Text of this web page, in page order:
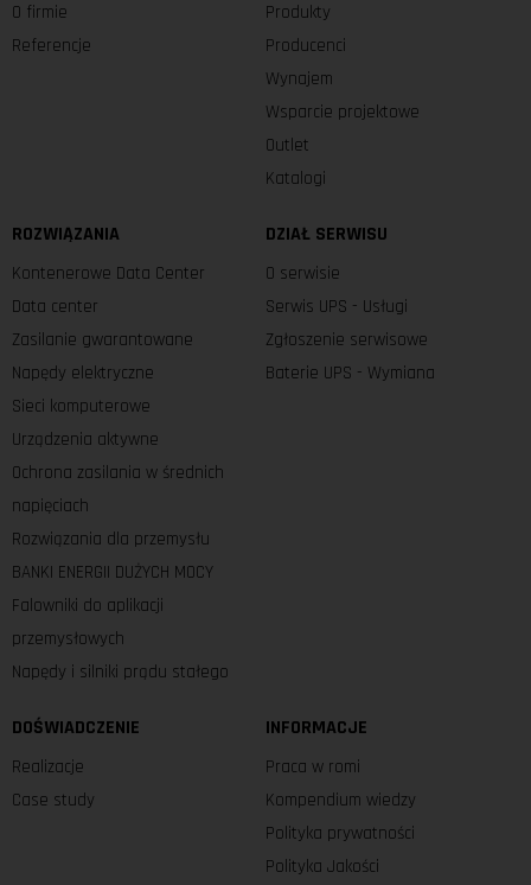
O firmie
Referencje
Produkty
Producenci
Wynajem
Wsparcie projektowe
Outlet
Katalogi
ROZWIĄZANIA
Kontenerowe Data Center
Data center
Zasilanie gwarantowane
Napędy elektryczne
Sieci komputerowe
Urządzenia aktywne
Ochrona zasilania w średnich
napięciach
Rozwiązania dla przemysłu
BANKI ENERGII DUŻYCH MOCY
Falowniki do aplikacji
przemysłowych
Napędy i silniki prądu stałego
DZIAŁ SERWISU
O serwisie
Serwis UPS - Usługi
Zgłoszenie serwisowe
Baterie UPS - Wymiana
DOŚWIADCZENIE
Realizacje
Case study
INFORMACJE
Praca w romi
Kompendium wiedzy
Polityka prywatności
Polityka Jakości